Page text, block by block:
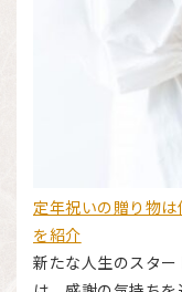
定年祝いの贈り物
を紹介
新たな人生のスタ